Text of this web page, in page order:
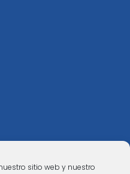
sitio web y nuestro